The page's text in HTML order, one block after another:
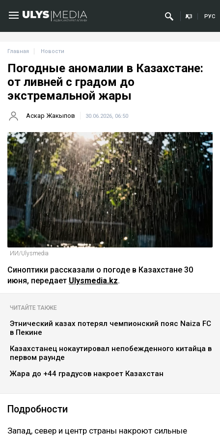
ҚАЗ РУС
Главная Новости
Погодные аномалии в Казахстане:
от ливней с градом до
экстремальной жары
Аскар Жакыпов 30.06.2026, 06:50
ИИ/Ulysmedia
Синоптики рассказали о погоде в Казахстане 30
июня, передает Ulysmedia.kz.
ЧИТАЙТЕ ТАКЖЕ
Этнический казах потерял чемпионский пояс Naiza FC
в Пекине
Казахстанец нокаутировал непобежденного китайца в
первом раунде
Жара до +44 градусов накроет Казахстан
Подробности
Запад, север и центр страны накроют сильные